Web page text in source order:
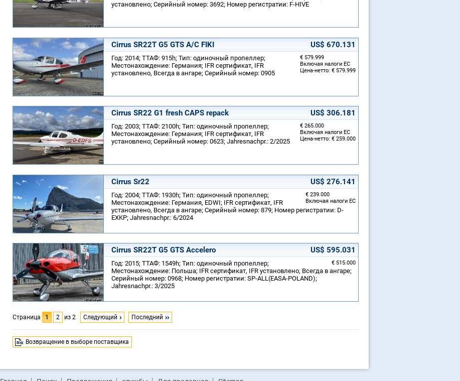
установлено; Серийный номер: 3692; Номер регистратии: F-HIVE
Cirrus SR22T G5 GTS A/C FIKI US$ 670.131
€ 579.999
Включая налоги ЕС
Цена-нетто: € 579.999
Год: 2014; ТТАФ: 915h; Тип: одиночный пропеллер;
Местонахождение: Германия; IFR сертификат, IFR
установлено, Всегда в ангаре; Серийный номер: 0905
Cirrus SR22 G1 fresh CAPS repack US$ 306.181
€ 265.000
Включая налоги ЕС
Цена-нетто: € 259.000
Год: 2003; ТТАФ: 2100h; Тип: одиночный пропеллер;
Местонахождение: Германия; IFR сертификат, IFR
установлено; Серийный номер: 0623; Jahresnachpr.: 2/2025
Cirrus Sr22 US$ 276.141
€ 239.000
Включая налоги ЕС
Год: 2004; ТТАФ: 1930h; Тип: одиночный пропеллер;
Местонахождение: Германия, EDWI; IFR сертификат, IFR
установлено, Всегда в ангаре; Серийный номер: 879; Номер регистратии: D-
EXKP; Jahresnachpr.: 6/2024
Cirrus SR22T G5 GTS Accelero US$ 595.031
€ 515.000
Год: 2015; ТТАФ: 1549h; Тип: одиночный пропеллер;
Местонахождение: Польша; IFR сертификат, IFR установлено, Всегда в ангаре;
Серийный номер: 0968; Номер регистратии: SP-ALL(EASA-POLAND);
Jahresnachpr.: 3/2025
Страница 1 2 из 2 Следующий Последний
Возвращение в выборе поставщика